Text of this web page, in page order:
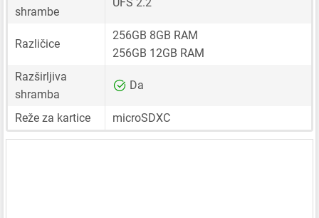
shrambe
Različice
256GB 8GB RAM
256GB 12GB RAM
Razširljiva
shramba
Da
Reže za kartice microSDXC